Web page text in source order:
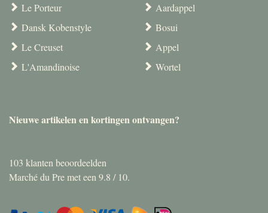
Le Porteur
Dansk Kobenstyle
Le Creuset
L'Amandinoise
Aardappel
Bosui
Appel
Wortel
Nieuwe artikelen en kortingen ontvangen?
103 klanten beoordeelden
Marché du Pre met een 9.8 / 10.